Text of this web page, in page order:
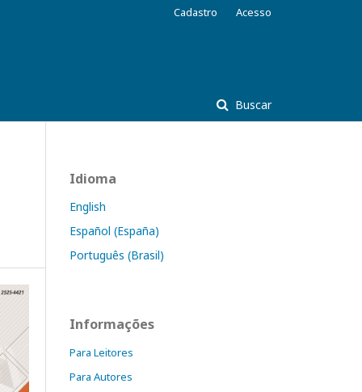
Buscar
Cadastro Acesso
Idioma
English
Español (España)
Português (Brasil)
Informações
Para Leitores
Para Autores